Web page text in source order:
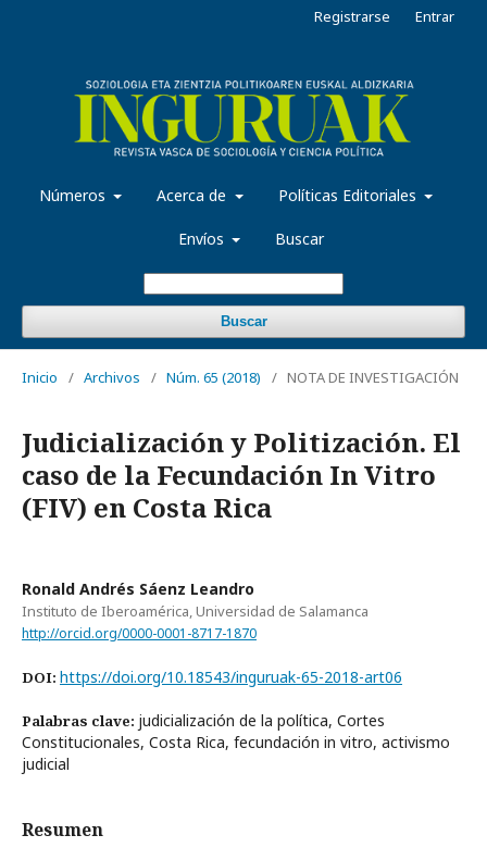
Números Acerca de Políticas Editoriales
Envíos Buscar
Buscar
Registrarse Entrar
Inicio / Archivos / Núm. 65 (2018) / NOTA DE INVESTIGACIÓN
Judicialización y Politización. El
caso de la Fecundación In Vitro
(FIV) en Costa Rica
Ronald Andrés Sáenz Leandro
Instituto de Iberoamérica, Universidad de Salamanca
http://orcid.org/0000-0001-8717-1870
DOI: https://doi.org/10.18543/inguruak-65-2018-art06
Palabras clave: judicialización de la política, Cortes
Constitucionales, Costa Rica, fecundación in vitro, activismo
judicial
Resumen